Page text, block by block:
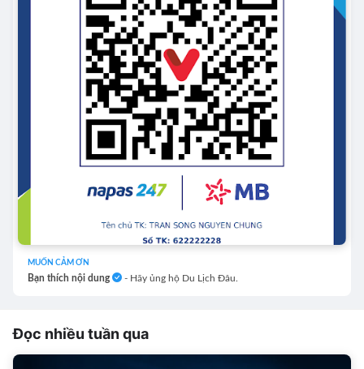
MUỐN CẢM ƠN
Bạn thích nội dung - Hãy ủng hộ Du Lịch Đâu.
Đọc nhiều tuần qua